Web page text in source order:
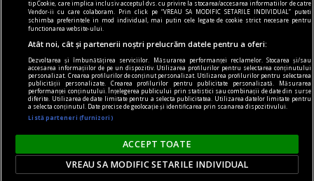
ClickPentruFemei.ro
DilemaVeche.ro
OkMagazine.ro
Historia.ro
tip Cookie, care implica inclusiv acceptul dvs. cu privire la stocarea/accesarea informatiilor de catre
Vendor-ii cu care colaboram. Prin click pe “VREAU SA MODIFIC SETARILE INDIVIDUAL” puteti
schimba preferintele in mod individual, mai putin cele legate de cookie strict necesare pentru
functionarea website-ului.
Atât noi, cât și partenerii noștri prelucrăm datele pentru a oferi:
Dezvoltarea și îmbunătățirea serviciilor. Măsurarea performanței reclamelor. Stocarea și/sau
accesarea informațiilor de pe un dispozitiv. Utilizarea profilurilor pentru selectarea conținutului
personalizat. Crearea profilurilor de conținut personalizat. Utilizarea profilurilor pentru selectarea
publicității personalizate. Crearea profilurilor pentru publicitate personalizată. Măsurarea
performanței conținutului. Înțelegerea publicului prin statistici sau combinații de date din surse
diferite. Utilizarea de date limitate pentru a selecta publicitatea. Utilizarea datelor limitate pentru
a selecta conținutul. Date precise de geolocație și identificarea prin scanarea dispozitivului.
Listă parteneri (furnizori)
ACCEPT TOATE
VREAU SA MODIFIC SETARILE INDIVIDUAL